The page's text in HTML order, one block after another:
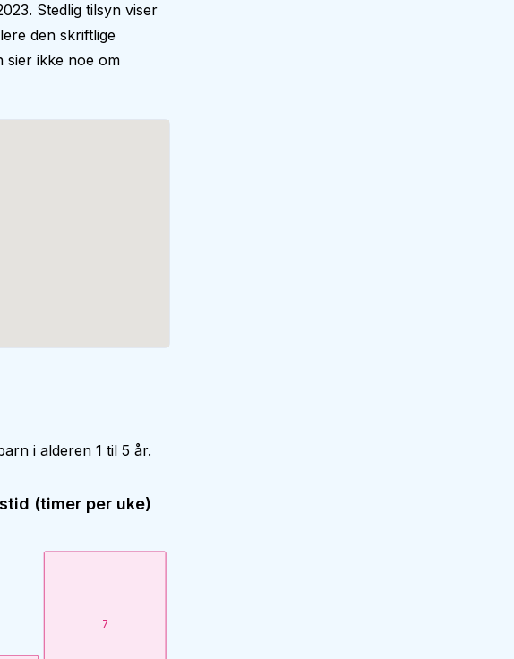
Stedlig tilsyn viser
den skriftlige
sier ikke noe om
i alderen 1 til 5 år.
(timer per uke)
7